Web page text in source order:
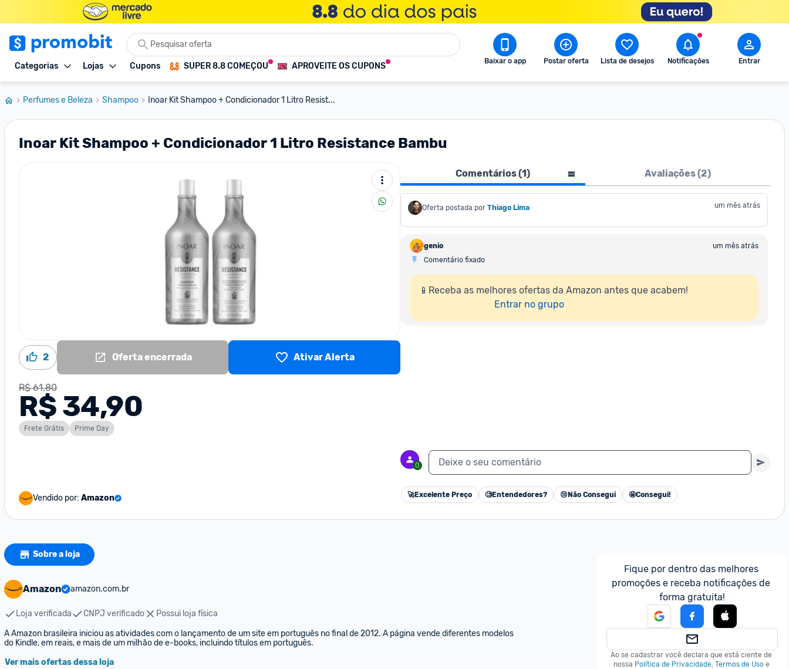
Categorias Lojas Cupons SUPER 8.8 COMEÇOU APROVEITE OS CUPONS Baixar o app Postar oferta Lista de desejos Notificações Entrar
Perfumes e Beleza Shampoo Inoar Kit Shampoo + Condicionador 1 Litro Resist...
Inoar Kit Shampoo + Condicionador 1 Litro Resistance Bambu
2 Oferta encerrada Ativar Alerta
R$ 61,80
R$ 34,90
Frete Grátis Prime Day
Vendido por: Amazon
Comentários (1) Avaliações (2)
Oferta postada por Thiago Lima um mês atrás
genio
um mês atrás
Comentário fixado
📱Receba as melhores ofertas da Amazon antes que acabem!
Entrar no grupo
0 Deixe o seu comentário
🚀Excelente Preço 🧐Entendedores? 😢 Não Consegui 🤩Consegui!
Sobre a loja
Amazon amazon.com.br
Loja verificada CNPJ verificado
Possui loja física
A Amazon brasileira iniciou as atividades com o lançamento de um site em português no final de 2012. A página vende diferentes modelos
do Kindle, em reais, e mais de um milhão de e-books, incluindo títulos em português.
Ver mais ofertas dessa loja
Fique por dentro das melhores
promoções e receba notificações de
forma gratuita!
Ao se cadastrar você declara que está ciente de
nossa Política de Privacidade, Termos de Uso e